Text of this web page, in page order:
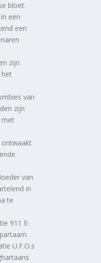
bloet.
een
een
zijn
het
van
zijn
met
ontwaakt
van
in
te
911 E-
U.F.O.s